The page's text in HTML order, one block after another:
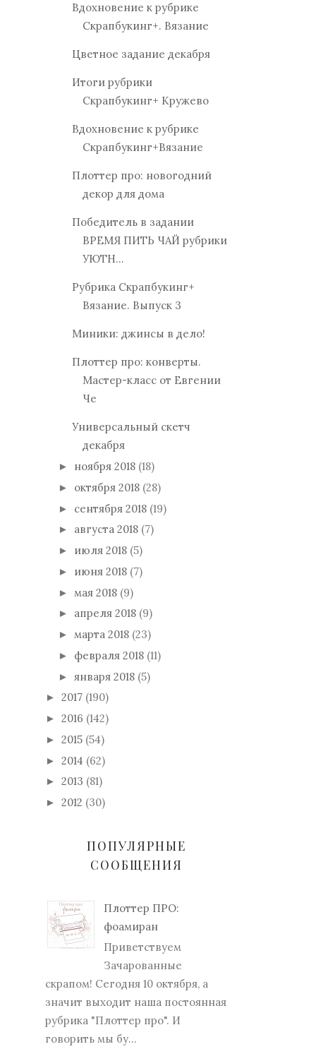
Вдохновение к рубрике
Скрапбукинг+. Вязание
Цветное задание декабря
Итоги рубрики
Скрапбукинг+ Кружево
Вдохновение к рубрике
Скрапбукинг+Вязание
Плоттер про: новогодний
декор для дома
Победитель в задании
ВРЕМЯ ПИТЬ ЧАЙ рубрики
УЮТН...
Рубрика Скрапбукинг+
Вязание. Выпуск 3
Миники: джинсы в дело!
Плоттер про: конверты.
Мастер-класс от Евгении
Че
Универсальный скетч
декабря
► ноября 2018 (18)
► октября 2018 (28)
► сентября 2018 (19)
► августа 2018 (7)
► июля 2018 (5)
► июня 2018 (7)
► мая 2018 (9)
► апреля 2018 (9)
► марта 2018 (23)
► февраля 2018 (11)
► января 2018 (5)
► 2017 (190)
► 2016 (142)
► 2015 (54)
► 2014 (62)
► 2013 (81)
► 2012 (30)
ПОПУЛЯРНЫЕ
СООБЩЕНИЯ
Плоттер ПРО:
фоамиран
Приветствуем
Зачарованные
скрапом! Сегодня 10 октября, а
значит выходит наша постоянная
рубрика "Плоттер про". И
говорить мы бу...